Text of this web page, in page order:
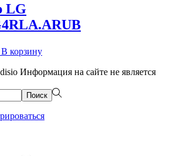
LG
В корзину
Информация на сайте не является
Поиск